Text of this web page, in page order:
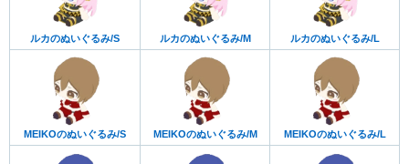
ルカのぬいぐるみ/S ルカのぬいぐるみ/M ルカのぬいぐるみ/L
MEIKOのぬいぐるみ/S MEIKOのぬいぐるみ/M MEIKOのぬいぐるみ/L